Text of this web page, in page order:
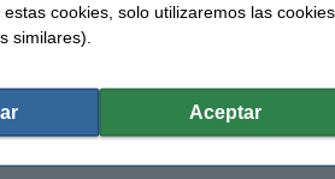
biselada
cookies, solo utilizaremos las
similares).
Aceptar